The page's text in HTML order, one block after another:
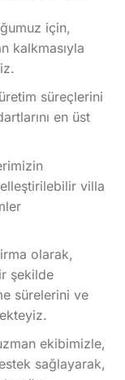
için,
kalkmasıyla
süreçlerini
en üst
villa
olarak,
şekilde
sürelerini ve
ekibimizle,
sağlayarak,